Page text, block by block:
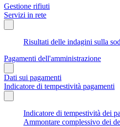
Gestione rifiuti
Servizi in rete
Risultati delle indagini sulla
Pagamenti dell'amministrazione
Dati sui pagamenti
Indicatore di tempestività pagamenti
Indicatore di tempestività dei
Ammontare complessivo dei